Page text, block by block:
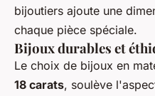
bijoutiers ajoute une
chaque pièce spéciale.
Bijoux durables et
Le choix de bijoux en
18 carats, soulève